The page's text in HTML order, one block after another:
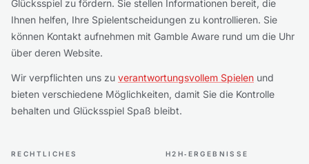
Glücksspiel zu fördern. Sie stellen Informationen bereit, die
Ihnen helfen, Ihre Spielentscheidungen zu kontrollieren. Sie
können Kontakt aufnehmen mit Gamble Aware rund um die Uhr
über deren Website.
Wir verpflichten uns zu verantwortungsvollem Spielen und
bieten verschiedene Möglichkeiten, damit Sie die Kontrolle
behalten und Glücksspiel Spaß bleibt.
RECHTLICHES H2H‑ERGEBNISSE